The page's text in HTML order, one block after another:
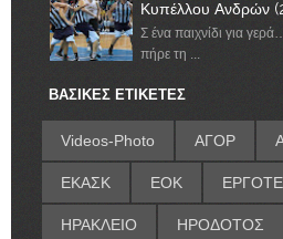
Κυπέλλου Ανδρών
Σ ένα παιχνίδι για
πήρε τη ...
ΒΑΣΙΚΕΣ ΕΤΙΚΕΤΕΣ
Videos-Photo ΑΓΟΡ
ΕΚΑΣΚ ΕΟΚ
ΗΡΑΚΛΕΙΟ ΗΡΟΔΟΤΟΣ